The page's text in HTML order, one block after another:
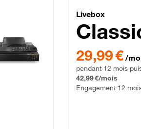
Lite Fibre
Livebox
Livebox
29,99 € par mois
29,99 € /
pendant 12 mois
42,99 €/mois
Engagement 12